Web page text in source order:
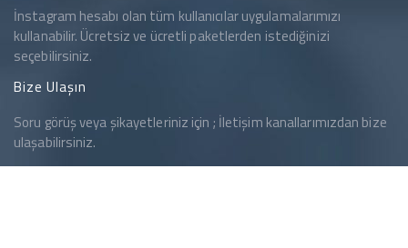
İnstagram hesabı olan tüm kullanıcılar uygulamalarımızı
kullanabilir. Ücretsiz ve ücretli paketlerden istediğinizi
seçebilirsiniz.
Bize Ulaşın
Soru görüş veya şikayetleriniz için ; İletişim kanallarımızdan bize
ulaşabilirsiniz.